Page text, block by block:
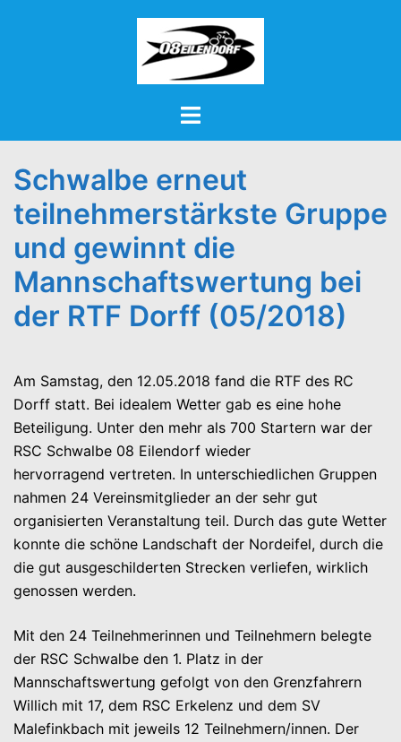
Menü
Schwalbe erneut
teilnehmerstärkste Gruppe
und gewinnt die
Mannschaftswertung bei
der RTF Dorff (05/2018)
Am Samstag, den 12.05.2018 fand die RTF des RC
Dorff statt. Bei idealem Wetter gab es eine hohe
Beteiligung. Unter den mehr als 700 Startern war der
RSC Schwalbe 08 Eilendorf wieder
hervorragend vertreten. In unterschiedlichen Gruppen
nahmen 24 Vereinsmitglieder an der sehr gut
organisierten Veranstaltung teil. Durch das gute Wetter
konnte die schöne Landschaft der Nordeifel, durch die
die gut ausgeschilderten Strecken verliefen, wirklich
genossen werden.
Mit den 24 Teilnehmerinnen und Teilnehmern belegte
der RSC Schwalbe den 1. Platz in der
Mannschaftswertung gefolgt von den Grenzfahrern
Willich mit 17, dem RSC Erkelenz und dem SV
Malefinkbach mit jeweils 12 Teilnehmern/innen. Der